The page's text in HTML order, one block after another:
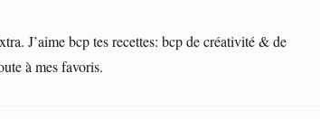
J’aime bcp tes recettes: bcp de créativité & de
à mes favoris.